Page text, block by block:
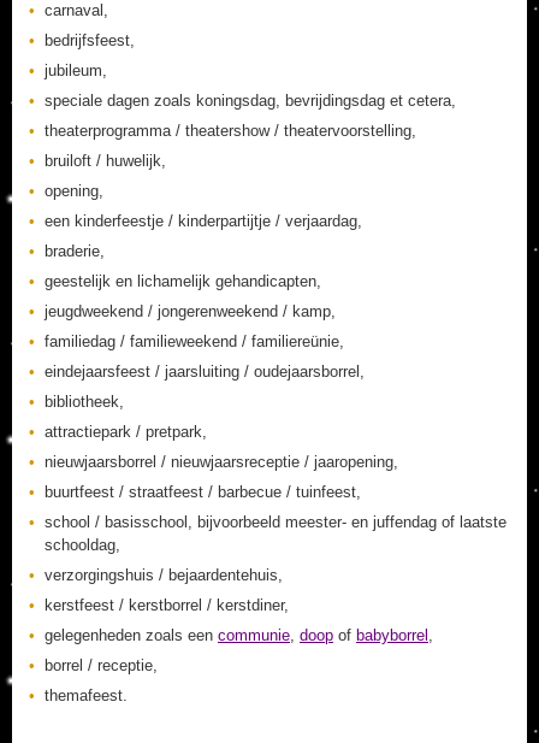
carnaval,
bedrijfsfeest,
jubileum,
speciale dagen zoals koningsdag, bevrijdingsdag et cetera,
theaterprogramma / theatershow / theatervoorstelling,
bruiloft / huwelijk,
opening,
een kinderfeestje / kinderpartijtje / verjaardag,
braderie,
geestelijk en lichamelijk gehandicapten,
jeugdweekend / jongerenweekend / kamp,
familiedag / familieweekend / familiereünie,
eindejaarsfeest / jaarsluiting / oudejaarsborrel,
bibliotheek,
attractiepark / pretpark,
nieuwjaarsborrel / nieuwjaarsreceptie / jaaropening,
buurtfeest / straatfeest / barbecue / tuinfeest,
school / basisschool, bijvoorbeeld meester- en juffendag of laatste
schooldag,
verzorgingshuis / bejaardentehuis,
kerstfeest / kerstborrel / kerstdiner,
gelegenheden zoals een communie, doop of babyborrel ,
borrel / receptie,
themafeest.